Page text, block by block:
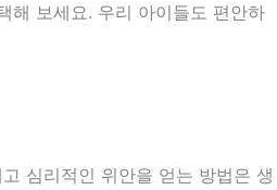
해 보세요. 우리 아이들도 편안하
심리적인 위안을 얻는 방법은 생